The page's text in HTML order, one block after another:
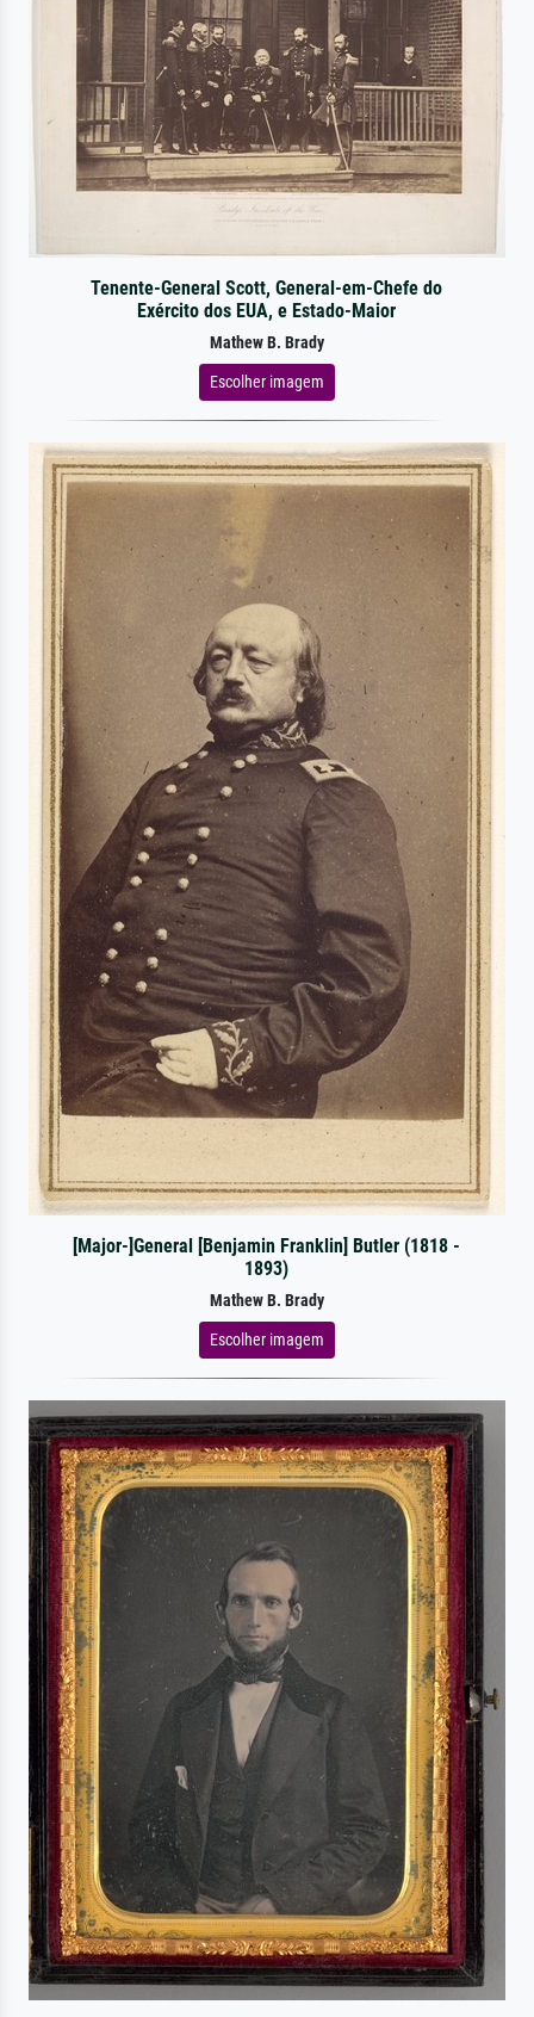
Tenente-General Scott, General-em-Chefe do
Exército dos EUA, e Estado-Maior
Mathew B. Brady
Escolher imagem
[Major-]General [Benjamin Franklin] Butler (1818 -
1893)
Mathew B. Brady
Escolher imagem